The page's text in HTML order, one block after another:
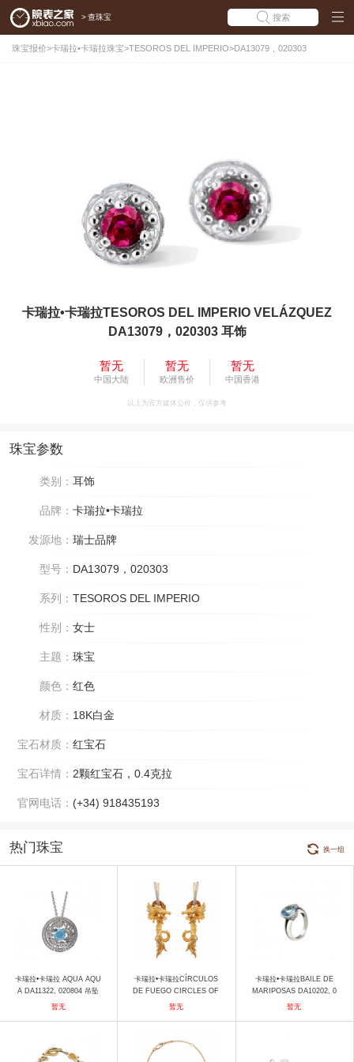
> 查珠宝 搜索
珠宝报价>卡瑞拉•卡瑞拉珠宝>TESOROS DEL IMPERIO>DA13079，020303
卡瑞拉•卡瑞拉TESOROS DEL IMPERIO VELÁZQUEZ
DA13079，020303 耳饰
暂无
中国大陆
暂无
欧洲售价
暂无
中国香港
以上为官方媒体公价，仅供参考
珠宝参数
类别： 耳饰
品牌： 卡瑞拉•卡瑞拉
发源地： 瑞士品牌
型号： DA13079，020303
系列： TESOROS DEL IMPERIO
性别： 女士
主题： 珠宝
颜色： 红色
材质： 18K白金
宝石材质： 红宝石
宝石详情： 2颗红宝石，0.4克拉
官网电话： (+34) 918435193
热门珠宝 换一组
卡瑞拉•卡瑞拉 AQUA AQU
A DA11322, 020804 吊坠
暂无
卡瑞拉•卡瑞拉CÍRCULOS
DE FUEGO CIRCLES OF
FIRE DA14664, 039925
暂无
卡瑞拉•卡瑞拉BAILE DE
MARIPOSAS DA10202, 0
20804 戒指
暂无